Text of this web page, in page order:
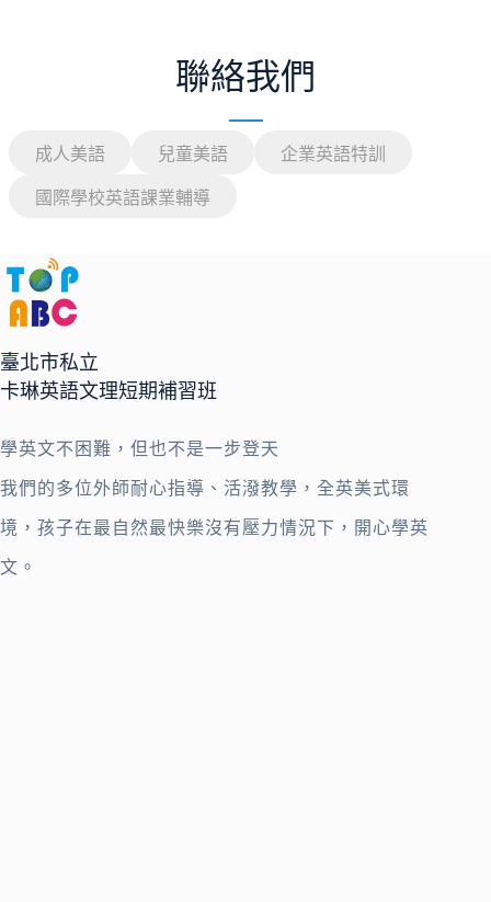
聯絡我們
成人美語 兒童美語 企業英語特訓
國際學校英語課業輔導
臺北市私立
卡琳英語文理短期補習班
學英文不困難，但也不是一步登天
我們的多位外師耐心指導、活潑教學，全英美式環
境，孩子在最自然最快樂沒有壓力情況下，開心學英
文。